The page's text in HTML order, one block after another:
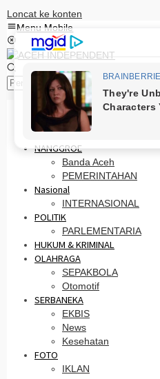
Loncat ke konten
Menu Mobile
HOME
PRO OTONOMI
NANGGROE
Banda Aceh
PEMERINTAHAN
Nasional
INTERNASIONAL
POLITIK
PARLEMENTARIA
HUKUM & KRIMINAL
OLAHRAGA
SEPAKBOLA
Otomotif
SERBANEKA
EKBIS
News
Kesehatan
FOTO
IKLAN